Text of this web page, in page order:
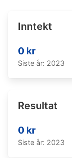
Inntekt
0 kr
Siste år: 2023
Resultat
0 kr
Siste år: 2023